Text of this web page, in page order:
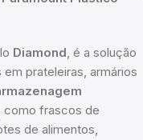
Diamond, é a solução
prateleiras, armários
como frascos de
de alimentos,